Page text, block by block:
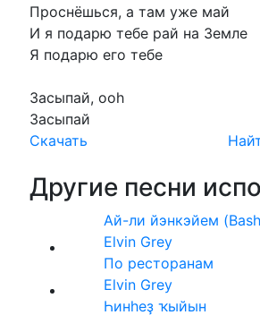
Проснёшься, а там уже май
И я подарю тебе рай на Земле
Я подарю его тебе
Засыпай, ooh
Засыпай
Скачать
Другие песни
Ай-ли йэнкэйем
Elvin Grey
По ресторанам
Elvin Grey
Һинһеҙ ҡыйын